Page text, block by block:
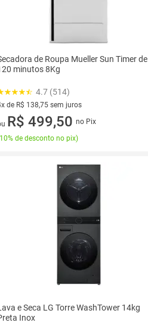
de Roupa Mueller Sun Timer de
minutos 8Kg
4.7 (514)
de R$ 138,75 sem juros
4 vez de R$ 138,75 sem juros
R$ 499,50 no Pix
10% de desconto no pix)
e Seca LG Torre WashTower 14kg
Inox